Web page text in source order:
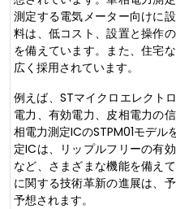
測定する電気メーター向けに
料は、低コスト、設置と操作
を備えています。また、住宅
広く採用されています。
例えば、STマイクロエレクト
電力、有効電力、皮相電力の
相電力測定ICのSTPM01モデ
定ICは、リップルフリーの有
など、さまざまな機能を備え
に関する技術革新の進展は、
予想されます。